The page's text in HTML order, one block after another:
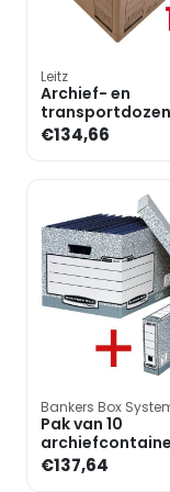
Leitz
Archief- en
transportdozen
»6081« - 10 stuks
€134,66
Bankers Box
Pak van 10
incl. pak van 10
archiefdozen
€137,64